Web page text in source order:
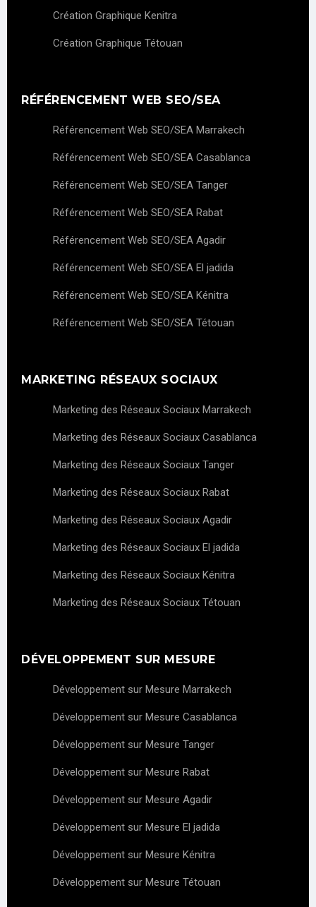
Création Graphique Kenitra
Création Graphique Tétouan
RÉFÉRENCEMENT WEB SEO/SEA
Référencement Web SEO/SEA Marrakech
Référencement Web SEO/SEA Casablanca
Référencement Web SEO/SEA Tanger
Référencement Web SEO/SEA Rabat
Référencement Web SEO/SEA Agadir
Référencement Web SEO/SEA El jadida
Référencement Web SEO/SEA Kénitra
Référencement Web SEO/SEA Tétouan
MARKETING RÉSEAUX SOCIAUX
Marketing des Réseaux Sociaux Marrakech
Marketing des Réseaux Sociaux Casablanca
Marketing des Réseaux Sociaux Tanger
Marketing des Réseaux Sociaux Rabat
Marketing des Réseaux Sociaux Agadir
Marketing des Réseaux Sociaux El jadida
Marketing des Réseaux Sociaux Kénitra
Marketing des Réseaux Sociaux Tétouan
DÉVELOPPEMENT SUR MESURE
Développement sur Mesure Marrakech
Développement sur Mesure Casablanca
Développement sur Mesure Tanger
Développement sur Mesure Rabat
Développement sur Mesure Agadir
Développement sur Mesure El jadida
Développement sur Mesure Kénitra
Développement sur Mesure Tétouan